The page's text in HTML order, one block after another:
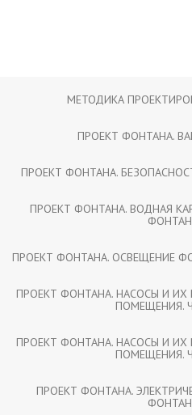
МЕТОДИКА
ПРОЕКТ ФОНТАНА.
ПРОЕКТ ФОНТАНА.
ПРОЕКТ ФОНТАНА. ВОДНАЯ
ПРОЕКТ ФОНТАНА. ОСВЕЩЕНИЕ
ПРОЕКТ ФОНТАНА. НАСОСЫ И
ПОМЕЩЕНИЯ.
ПРОЕКТ ФОНТАНА. НАСОСЫ И
ПОМЕЩЕНИЯ.
ПРОЕКТ ФОНТАНА.